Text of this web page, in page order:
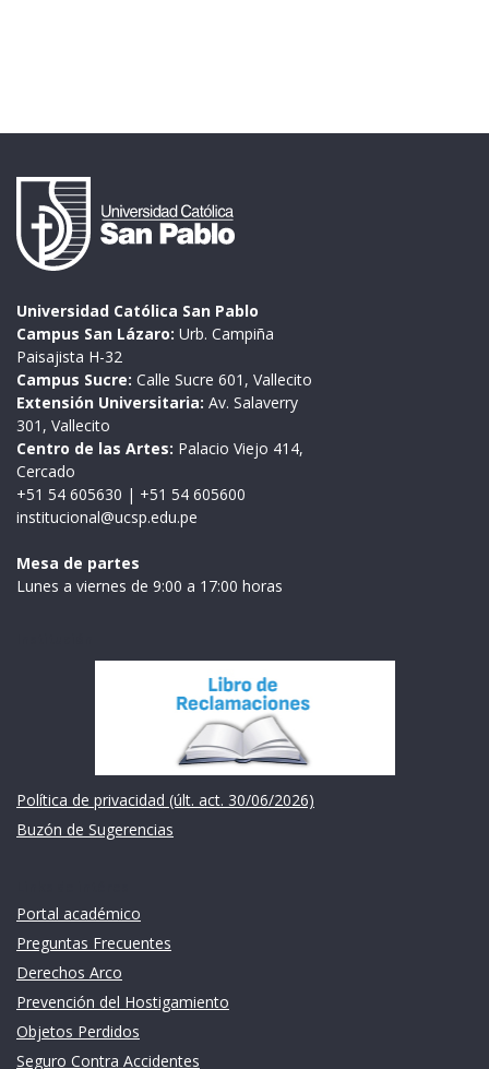
Universidad Católica San Pablo
Campus San Lázaro: Urb. Campiña
Paisajista H-32
Campus Sucre: Calle Sucre 601, Vallecito
Extensión Universitaria: Av. Salaverry
301, Vallecito
Centro de las Artes: Palacio Viejo 414,
Cercado
+51 54 605630 | +51 54 605600
institucional@ucsp.edu.pe
Mesa de partes
Lunes a viernes de 9:00 a 17:00 horas
Política de privacidad (últ. act. 30/06/2026)
Buzón de Sugerencias
Portal académico
Preguntas Frecuentes
Derechos Arco
Prevención del Hostigamiento
Objetos Perdidos
Seguro Contra Accidentes